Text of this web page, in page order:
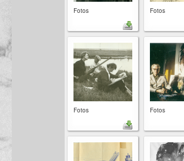
Fotos Fotos
Fotos Fotos